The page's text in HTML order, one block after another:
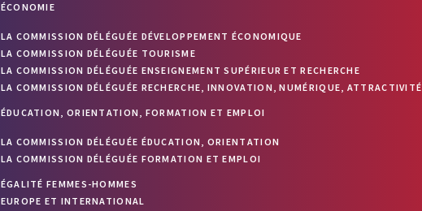
ÉCONOMIE
LA COMMISSION DÉLÉGUÉE DÉVELOPPEMENT ÉCONOMIQUE
LA COMMISSION DÉLÉGUÉE TOURISME
LA COMMISSION DÉLÉGUÉE ENSEIGNEMENT SUPÉRIEUR ET RECHERCHE
LA COMMISSION DÉLÉGUÉE RECHERCHE, INNOVATION, NUMÉRIQUE, ATTRACTIVITÉ
ÉDUCATION, ORIENTATION, FORMATION ET EMPLOI
LA COMMISSION DÉLÉGUÉE ÉDUCATION, ORIENTATION
LA COMMISSION DÉLÉGUÉE FORMATION ET EMPLOI
ÉGALITÉ FEMMES-HOMMES
EUROPE ET INTERNATIONAL